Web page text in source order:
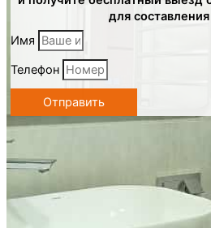
для
Имя
Телефон
Отправить